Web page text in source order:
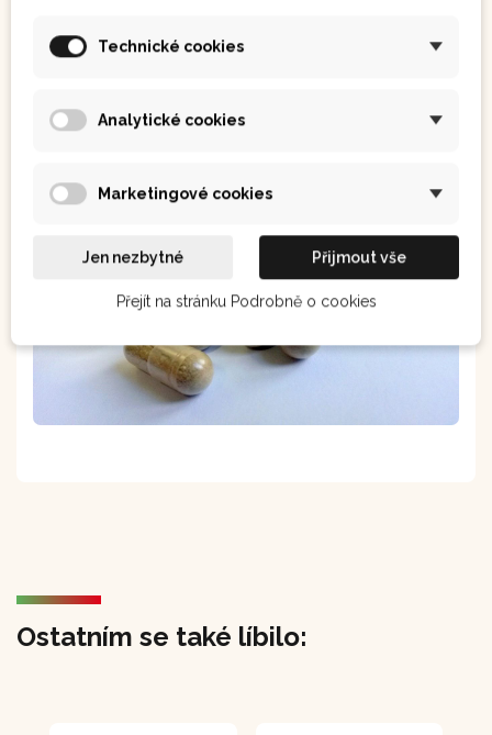
Doporučujeme 2x denně 2 kapsle.
Ostatním se také líbilo:
Technické cookies
Analytické cookies
Marketingové cookies
Jen nezbytné Přijmout vše
Přejít na stránku Podrobně o cookies